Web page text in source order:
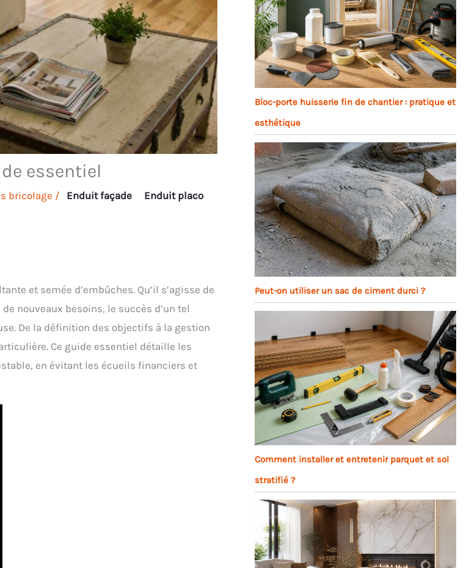
essentiel
bricolage / Enduit façade
Enduit placo
et semée d’embûches. Qu’il s’agisse de
nouveaux besoins, le succès d’un tel
De la définition des objectifs à la gestion
Ce guide essentiel détaille les
en évitant les écueils financiers et
Bloc-porte huisserie fin de chantier : pratique et
esthétique
Peut-on utiliser un sac de ciment durci ?
Comment installer et entretenir parquet et sol
stratifié ?